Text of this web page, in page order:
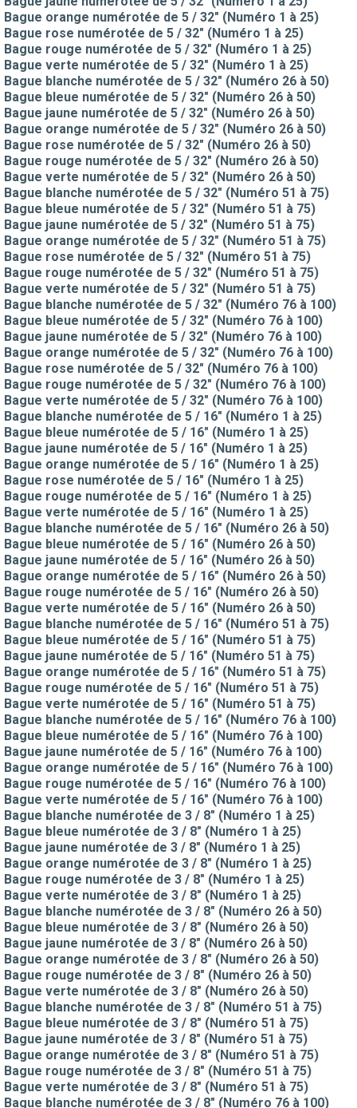
Bague orange numérotée de 5 / 32" (Numéro 1 à 25)
Bague rose numérotée de 5 / 32" (Numéro 1 à 25)
Bague rouge numérotée de 5 / 32" (Numéro 1 à 25)
Bague verte numérotée de 5 / 32" (Numéro 1 à 25)
Bague blanche numérotée de 5 / 32" (Numéro 26 à 50)
Bague bleue numérotée de 5 / 32" (Numéro 26 à 50)
Bague jaune numérotée de 5 / 32" (Numéro 26 à 50)
Bague orange numérotée de 5 / 32" (Numéro 26 à 50)
Bague rose numérotée de 5 / 32" (Numéro 26 à 50)
Bague rouge numérotée de 5 / 32" (Numéro 26 à 50)
Bague verte numérotée de 5 / 32" (Numéro 26 à 50)
Bague blanche numérotée de 5 / 32" (Numéro 51 à 75)
Bague bleue numérotée de 5 / 32" (Numéro 51 à 75)
Bague jaune numérotée de 5 / 32" (Numéro 51 à 75)
Bague orange numérotée de 5 / 32" (Numéro 51 à 75)
Bague rose numérotée de 5 / 32" (Numéro 51 à 75)
Bague rouge numérotée de 5 / 32" (Numéro 51 à 75)
Bague verte numérotée de 5 / 32" (Numéro 51 à 75)
Bague blanche numérotée de 5 / 32" (Numéro 76 à 100)
Bague bleue numérotée de 5 / 32" (Numéro 76 à 100)
Bague jaune numérotée de 5 / 32" (Numéro 76 à 100)
Bague orange numérotée de 5 / 32" (Numéro 76 à 100)
Bague rose numérotée de 5 / 32" (Numéro 76 à 100)
Bague rouge numérotée de 5 / 32" (Numéro 76 à 100)
Bague verte numérotée de 5 / 32" (Numéro 76 à 100)
Bague blanche numérotée de 5 / 16" (Numéro 1 à 25)
Bague bleue numérotée de 5 / 16" (Numéro 1 à 25)
Bague jaune numérotée de 5 / 16" (Numéro 1 à 25)
Bague orange numérotée de 5 / 16" (Numéro 1 à 25)
Bague rose numérotée de 5 / 16" (Numéro 1 à 25)
Bague rouge numérotée de 5 / 16" (Numéro 1 à 25)
Bague verte numérotée de 5 / 16" (Numéro 1 à 25)
Bague blanche numérotée de 5 / 16" (Numéro 26 à 50)
Bague bleue numérotée de 5 / 16" (Numéro 26 à 50)
Bague jaune numérotée de 5 / 16" (Numéro 26 à 50)
Bague orange numérotée de 5 / 16" (Numéro 26 à 50)
Bague rouge numérotée de 5 / 16" (Numéro 26 à 50)
Bague verte numérotée de 5 / 16" (Numéro 26 à 50)
Bague blanche numérotée de 5 / 16" (Numéro 51 à 75)
Bague bleue numérotée de 5 / 16" (Numéro 51 à 75)
Bague jaune numérotée de 5 / 16" (Numéro 51 à 75)
Bague orange numérotée de 5 / 16" (Numéro 51 à 75)
Bague rouge numérotée de 5 / 16" (Numéro 51 à 75)
Bague verte numérotée de 5 / 16" (Numéro 51 à 75)
Bague blanche numérotée de 5 / 16" (Numéro 76 à 100)
Bague bleue numérotée de 5 / 16" (Numéro 76 à 100)
Bague jaune numérotée de 5 / 16" (Numéro 76 à 100)
Bague orange numérotée de 5 / 16" (Numéro 76 à 100)
Bague rouge numérotée de 5 / 16" (Numéro 76 à 100)
Bague verte numérotée de 5 / 16" (Numéro 76 à 100)
Bague blanche numérotée de 3 / 8" (Numéro 1 à 25)
Bague bleue numérotée de 3 / 8" (Numéro 1 à 25)
Bague jaune numérotée de 3 / 8" (Numéro 1 à 25)
Bague orange numérotée de 3 / 8" (Numéro 1 à 25)
Bague rouge numérotée de 3 / 8" (Numéro 1 à 25)
Bague verte numérotée de 3 / 8" (Numéro 1 à 25)
Bague blanche numérotée de 3 / 8" (Numéro 26 à 50)
Bague bleue numérotée de 3 / 8" (Numéro 26 à 50)
Bague jaune numérotée de 3 / 8" (Numéro 26 à 50)
Bague orange numérotée de 3 / 8" (Numéro 26 à 50)
Bague rouge numérotée de 3 / 8" (Numéro 26 à 50)
Bague verte numérotée de 3 / 8" (Numéro 26 à 50)
Bague blanche numérotée de 3 / 8" (Numéro 51 à 75)
Bague bleue numérotée de 3 / 8" (Numéro 51 à 75)
Bague jaune numérotée de 3 / 8" (Numéro 51 à 75)
Bague orange numérotée de 3 / 8" (Numéro 51 à 75)
Bague rouge numérotée de 3 / 8" (Numéro 51 à 75)
Bague verte numérotée de 3 / 8" (Numéro 51 à 75)
Bague blanche numérotée de 3 / 8" (Numéro 76 à 100)